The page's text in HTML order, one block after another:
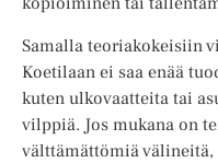
Samalla teoriakokeisiin
Koetilaan ei saa enää
kuten ulkovaatteita tai
vilppiä. Jos mukana on
välttämättömiä